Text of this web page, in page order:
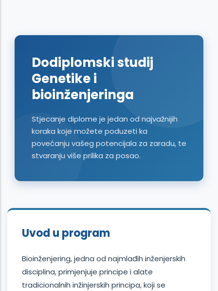
Dodiplomski studij
Genetike i
bioinženjeringa
Stjecanje diplome je jedan od najvažnijih
koraka koje možete poduzeti ka
povećanju vašeg potencijala za zaradu, te
stvaranju više prilika za posao.
Uvod u program
Bioinženjering, jedna od najmlađih inženjerskih
disciplina, primjenjuje principe i alate
tradicionalnih inžinjerskih principa, koji se